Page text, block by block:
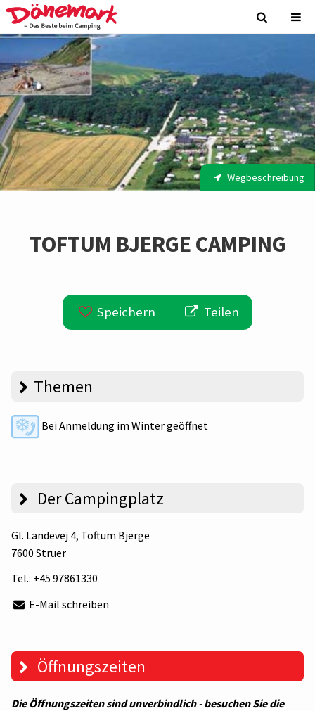
Wegbeschreibung
TOFTUM BJERGE CAMPING
Speichern Teilen
Themen
Bei Anmeldung im Winter geöffnet
Der Campingplatz
Gl. Landevej 4, Toftum Bjerge
7600 Struer
Tel.: +45 97861330
E-Mail schreiben
Öffnungszeiten
Die Öffnungszeiten sind unverbindlich - besuchen Sie die